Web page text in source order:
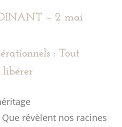
– 2 mai
: Tout
libérer
révèlent nos racines